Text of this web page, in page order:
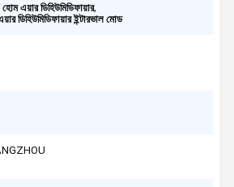
এয়ার ডিহিউমিডিফায়ার,
ডিহিউমিডিফায়ার ইন্টারভাল মোড